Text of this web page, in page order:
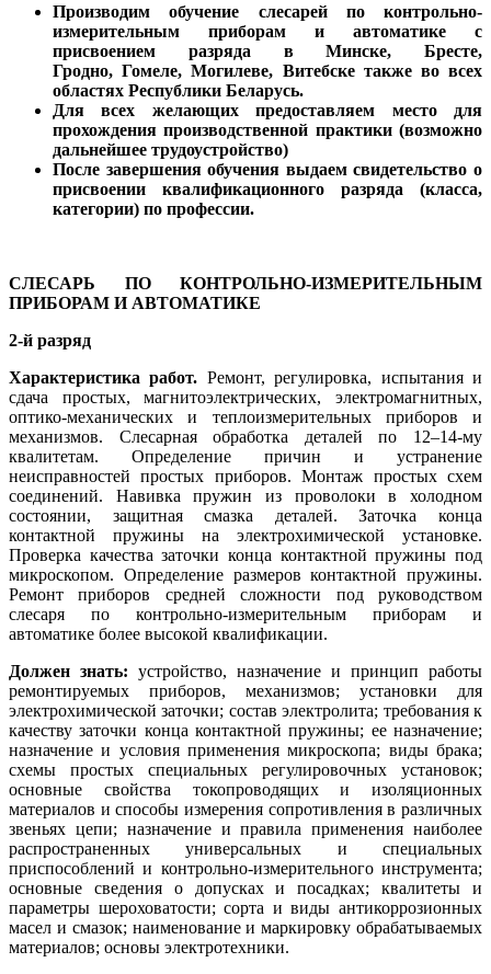
Производим обучение слесарей по контрольно-
измерительным приборам и автоматике с
присвоением разряда в Минске, Бресте,
Гродно, Гомеле, Могилеве, Витебске также во всех
областях Республики Беларусь.
Для всех желающих предоставляем место для
прохождения производственной практики (возможно
дальнейшее трудоустройство)
После завершения обучения выдаем свидетельство о
присвоении квалификационного разряда (класса,
категории) по профессии.
СЛЕСАРЬ ПО КОНТРОЛЬНО-ИЗМЕРИТЕЛЬНЫМ
ПРИБОРАМ И АВТОМАТИКЕ
2-й разряд
Характеристика работ. Ремонт, регулировка, испытания и
сдача простых, магнитоэлектрических, электромагнитных,
оптико-механических и теплоизмерительных приборов и
механизмов. Слесарная обработка деталей по 12–14-му
квалитетам. Определение причин и устранение
неисправностей простых приборов. Монтаж простых схем
соединений. Навивка пружин из проволоки в холодном
состоянии, защитная смазка деталей. Заточка конца
контактной пружины на электрохимической установке.
Проверка качества заточки конца контактной пружины под
микроскопом. Определение размеров контактной пружины.
Ремонт приборов средней сложности под руководством
слесаря по контрольно-измерительным приборам и
автоматике более высокой квалификации.
Должен знать: устройство, назначение и принцип работы
ремонтируемых приборов, механизмов; установки для
электрохимической заточки; состав электролита; требования к
качеству заточки конца контактной пружины; ее назначение;
назначение и условия применения микроскопа; виды брака;
схемы простых специальных регулировочных установок;
основные свойства токопроводящих и изоляционных
материалов и способы измерения сопротивления в различных
звеньях цепи; назначение и правила применения наиболее
распространенных универсальных и специальных
приспособлений и контрольно-измерительного инструмента;
основные сведения о допусках и посадках; квалитеты и
параметры шероховатости; сорта и виды антикоррозионных
масел и смазок; наименование и маркировку обрабатываемых
материалов; основы электротехники.